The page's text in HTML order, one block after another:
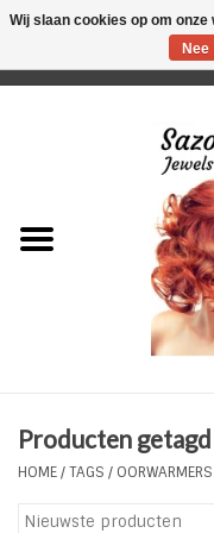
Just for Him
Plus Size Sieraden
Enkelbandjes
Producten
HOME/TAGS / OORWARMERS
Wij slaan cookies op om
Nee